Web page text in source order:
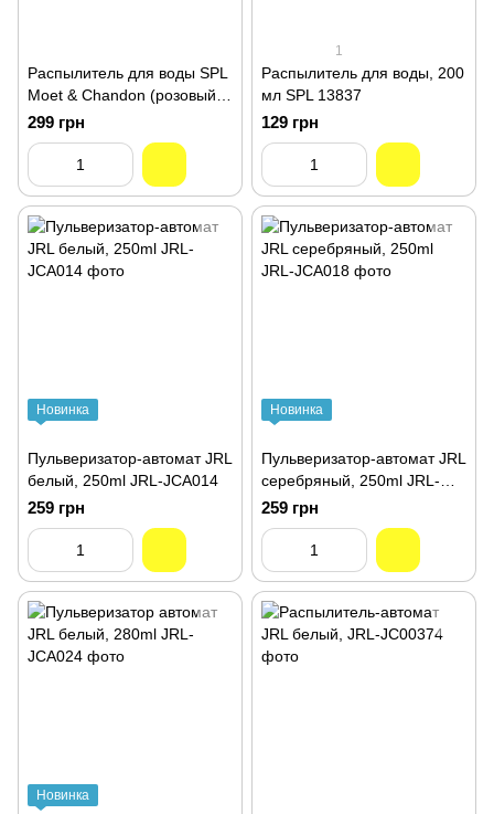
Распылитель для воды SPL
Moet & Chandon (розовый,
фиолетовый), 280 мл (SPL-
13836)
299 грн
1
Распылитель для воды, 200
мл SPL 13837
129 грн
Новинка
Пульверизатор-автомат JRL
белый, 250ml JRL-JCA014
259 грн
Новинка
Пульверизатор-автомат JRL
серебряный, 250ml JRL-
JCA018
259 грн
Новинка